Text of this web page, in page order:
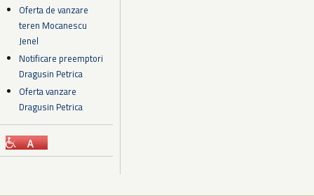
Oferta de vanzare
teren Mocanescu
Jenel
Notificare preemptori
Dragusin Petrica
Oferta vanzare
Dragusin Petrica